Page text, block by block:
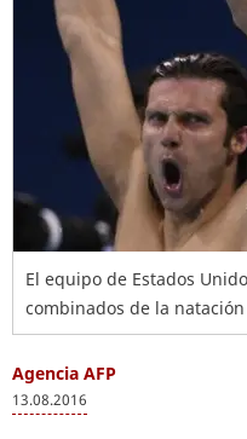
El equipo de Estados
combinados de la
Agencia AFP
13.08.2016